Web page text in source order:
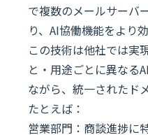
で複数のメールサーバ
り、AI協働機能をより
この技術は他社では実
と・用途ごとに異なる
ながら、統一されたド
たとえば：
営業部門：商談進捗に